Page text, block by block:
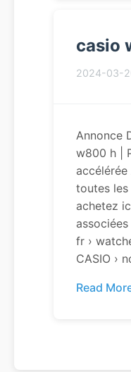
casio
2024-03-
Annonce
w800 h |
toutes
achetez
fr ›
CASIO ›
Read